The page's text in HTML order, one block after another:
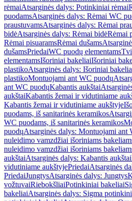
rėmaiAtsarginės dalys: Potinkiniai rėmai
puodamsAtsarginės dalys: Rėmai WC
praustuvamsAtsarginės dalys: Rėmai
bidėAtsarginės dalys: Rėmai bidėRėmai
Rėmai pisuaramsRėmai dušams
dušamsPriedaiWC puodų elementams
elementamsIšoriniai bakeliaiIšoriniai
plastikoAtsarginės dalys: Išoriniai
plastikoMontuojami ant WC puodų
ant WC puodųKabantis aukštai
aukštaiKabantis žemai ir vidutiniame
Kabantis žemai ir vidutiniame aukštyje
puodams, iš sanitarinės keramikos
WC puodams, iš sanitarinės keramikos
puodųAtsarginės dalys: Montuojami ant
nuleidimo vamzdžiai išoriniams
nuleidimo vamzdžiai išoriniams
aukštaiAtsarginės dalys: Kabantis aukštai
vidutiniame aukštyjePriedaiAtsarginės
PriedaiJungtysAtsarginės dalys: Jungtys
vožtuvaiRiebokšliaiPotinkiniai bakeliai
bakeliaiAtsarginės dalys: Sigma